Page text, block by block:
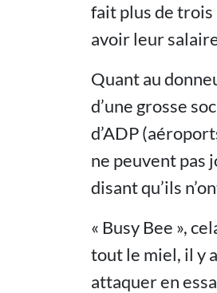
fait plus de trois
avoir leur
Quant au
d’une grosse
d’ADP
ne peuvent pas
disant qu’ils
« Busy Bee »,
tout le miel, il y
attaquer en